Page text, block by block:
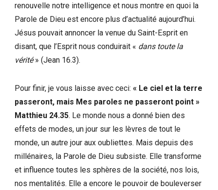
renouvelle notre intelligence et nous montre en quoi la
Parole de Dieu est encore plus d’actualité aujourd’hui.
Jésus pouvait annoncer la venue du Saint-Esprit en
disant, que l’Esprit nous conduirait « dans toute la
vérité» (Jean 16.3).
Pour finir, je vous laisse avec ceci: « Le ciel et la terre
passeront, mais Mes paroles ne passeront point »
Matthieu 24.35. Le monde nous a donné bien des
effets de modes, un jour sur les lèvres de tout le
monde, un autre jour aux oubliettes. Mais depuis des
millénaires, la Parole de Dieu subsiste. Elle transforme
et influence toutes les sphères de la société, nos lois,
nos mentalités. Elle a encore le pouvoir de bouleverser